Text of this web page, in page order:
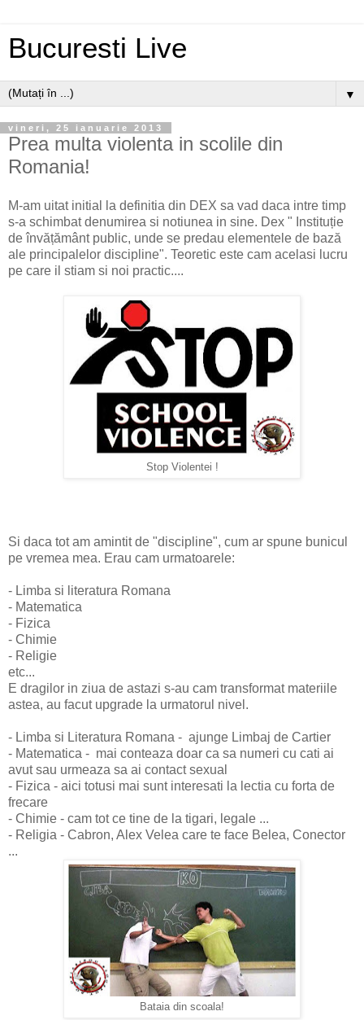
Bucuresti Live
▼
vineri, 25 ianuarie 2013
Prea multa violenta in scolile din
Romania!
M-am uitat initial la definitia din DEX sa vad daca intre timp
s-a schimbat denumirea si notiunea in sine. Dex " Instituție
de învățământ public, unde se predau elementele de bază
ale principalelor discipline". Teoretic este cam acelasi lucru
pe care il stiam si noi practic....
Stop Violentei !
Si daca tot am amintit de "discipline", cum ar spune bunicul
pe vremea mea. Erau cam urmatoarele:
- Limba si literatura Romana
- Matematica
- Fizica
- Chimie
- Religie
etc...
E dragilor in ziua de astazi s-au cam transformat materiile
astea, au facut upgrade la urmatorul nivel.
- Limba si Literatura Romana - ajunge Limbaj de Cartier
- Matematica - mai conteaza doar ca sa numeri cu cati ai
avut sau urmeaza sa ai contact sexual
- Fizica - aici totusi mai sunt interesati la lectia cu forta de
frecare
- Chimie - cam tot ce tine de la tigari, legale ...
- Religia - Cabron, Alex Velea care te face Belea, Conector
...
Bataia din scoala!